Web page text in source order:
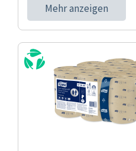
Mehr anzeigen